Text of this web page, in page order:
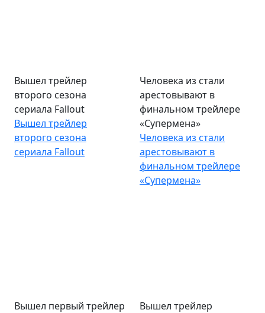
Вышел трейлер
второго сезона
сериала Fallout
Вышел трейлер
второго сезона
сериала Fallout
Человека из стали
арестовывают в
финальном трейлере
«Супермена»
Человека из стали
арестовывают в
финальном трейлере
«Супермена»
Вышел первый трейлер
Вышел трейлер